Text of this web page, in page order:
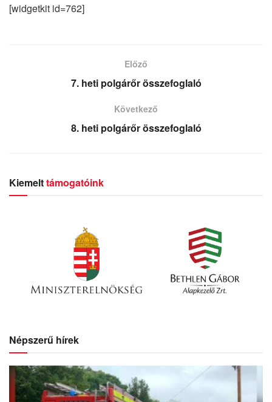
[widgetkit id=762]
Előző
7. heti polgárőr összefoglaló
Következő
8. heti polgárőr összefoglaló
Kiemelttámogatóink
Népszerű hírek